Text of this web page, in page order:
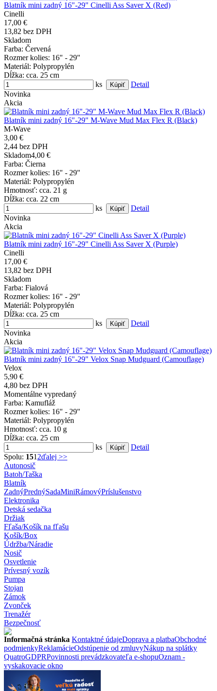
Blatník mini zadný 16"-29" Cinelli Ass Saver X (Red)
Cinelli
17,00 €
13,82 bez DPH
Skladom
Farba: Červená
Rozmer kolies: 16" - 29"
Materiál: Polypropylén
Dĺžka: cca. 25 cm
ks
Detail
Novinka
Akcia
Blatník mini zadný 16"-29" M-Wave Mud Max Flex R (Black)
M-Wave
3,00 €
2,44 bez DPH
Skladom4,00 €
Farba: Čierna
Rozmer kolies: 16" - 29"
Materiál: Polypropylén
Hmotnosť: cca. 21 g
Dĺžka: cca. 22 cm
ks
Detail
Novinka
Akcia
Blatník mini zadný 16"-29" Cinelli Ass Saver X (Purple)
Cinelli
17,00 €
13,82 bez DPH
Skladom
Farba: Fialová
Rozmer kolies: 16" - 29"
Materiál: Polypropylén
Dĺžka: cca. 25 cm
ks
Detail
Novinka
Akcia
Blatník mini zadný 16"-29" Velox Snap Mudguard (Camouflage)
Velox
5,90 €
4,80 bez DPH
Momentálne vypredaný
Farba: Kamufláž
Rozmer kolies: 16" - 29"
Materiál: Polypropylén
Hmotnosť: cca. 10 g
Dĺžka: cca. 25 cm
ks
Detail
Spolu: 151 2ďalej >>
Autonosič
Batoh/Taška
Blatník
ZadnýPrednýSadaMiniRámovýPríslušenstvo
Elektronika
Detská sedačka
Držiak
Fľaša/Košík na fľašu
Košík/Box
Údržba/Náradie
Nosič
Osvetlenie
Prívesný vozík
Pumpa
Stojan
Zámok
Zvonček
Trenažér
Bezpečnosť
Informačná stránka Kontaktné údajeDoprava a platbaObchodné
podmienkyReklamácieOdstúpenie od zmluvyNákup na splátky
QuatroGDPRPovinnosti prevádzkovateľa e-shopuOznam -
vyskakovacie okno